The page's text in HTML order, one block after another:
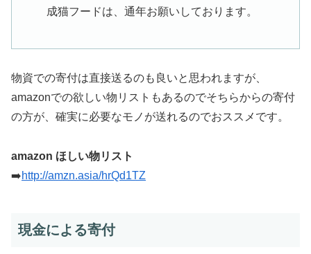
成猫フードは、通年お願いしております。
物資での寄付は直接送るのも良いと思われますが、
amazonでの欲しい物リストもあるのでそちらからの寄付
の方が、確実に必要なモノが送れるのでおススメです。
amazon ほしい物リスト
➡️http://amzn.asia/hrQd1TZ
現金による寄付